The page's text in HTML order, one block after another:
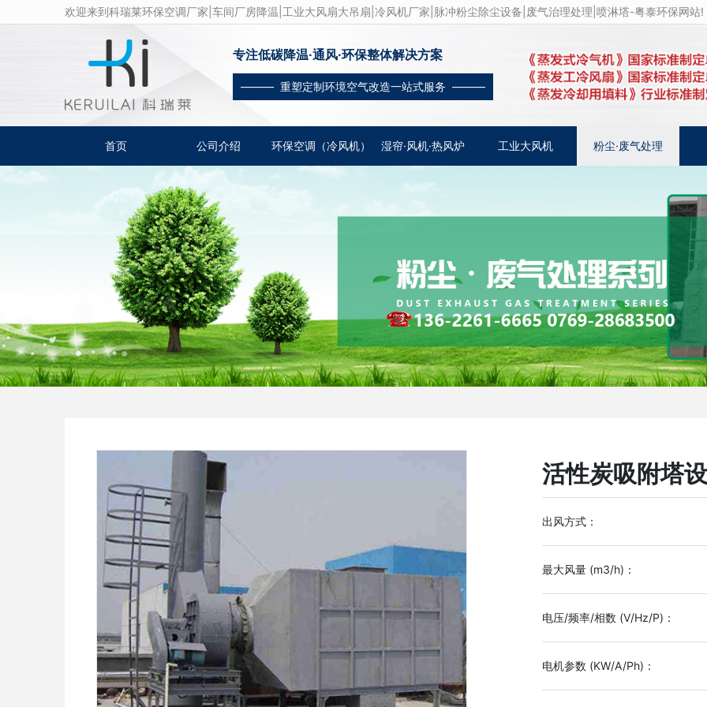
欢迎来到科瑞莱环保空调厂家|车间厂房降温|工业大风扇大吊扇|冷风机厂家|脉冲粉尘除尘设备|废气治理处理|喷淋塔-粤泰环保网站!
专注低碳降温·通风·环保整体解决方案
——— 重塑定制环境空气改造一站式服务 ———
首页 公司介绍 环保空调（冷风机） 湿帘·风机·热风炉 工业大风机 粉尘·废气处理
活性炭吸附塔
出风方式：
最大风量 (m3/h)：
电压/频率/相数 (V/Hz/P)：
电机参数 (KW/A/Ph)：